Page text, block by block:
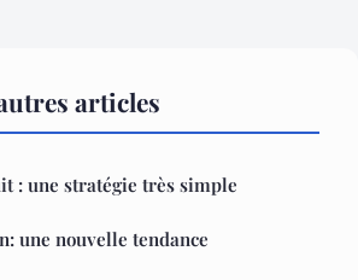
articles
: une stratégie très simple
une nouvelle tendance